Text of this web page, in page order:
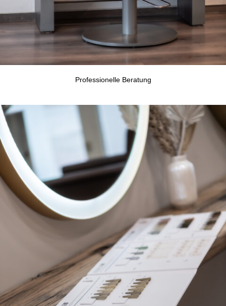
Professionelle Beratung